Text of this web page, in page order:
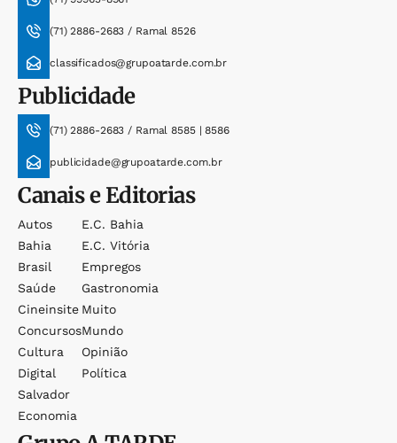
(71) 2886-2683 / Ramal 8526
classificados@grupoatarde.com.br
Publicidade
(71) 2886-2683 / Ramal 8585 | 8586
publicidade@grupoatarde.com.br
Canais e Editorias
Autos
Bahia
Brasil
Saúde
Cineinsite
Concursos
Cultura
Digital
Salvador
Economia
E.c. Bahia
E.c. Vitória
Empregos
Gastronomia
Muito
Mundo
Opinião
Política